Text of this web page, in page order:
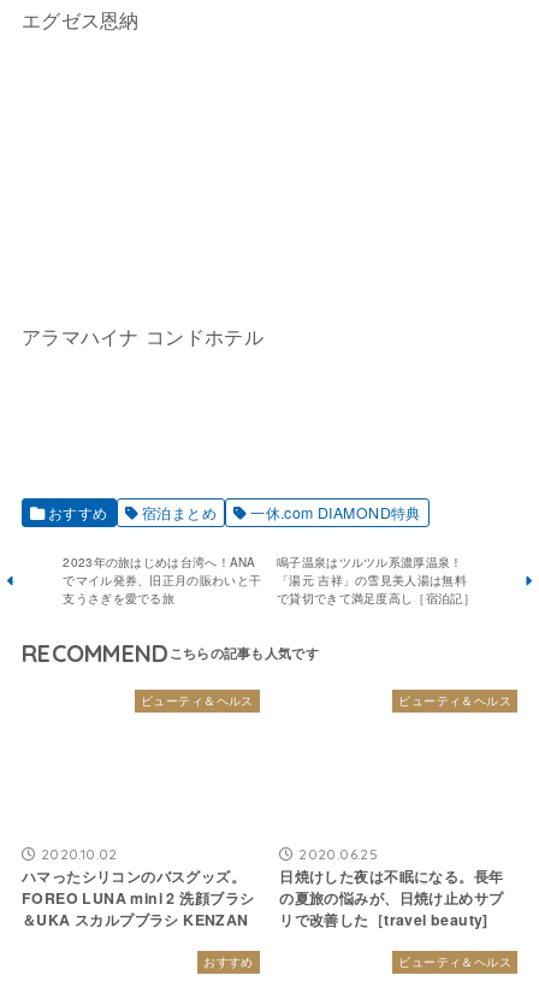
エグゼス恩納
アラマハイナ コンドホテル
おすすめ 宿泊まとめ 一休.com DIAMOND特典
2023年の旅はじめは台湾へ！ANA
でマイル発券、旧正月の賑わいと干
支うさぎを愛でる旅
鳴子温泉はツルツル系濃厚温泉！
「湯元 吉祥」の雪見美人湯は無料
で貸切できて満足度高し［宿泊記］
RECOMMEND
ビューティ＆ヘルス
2020.10.02
ハマったシリコンのバスグッズ。
FOREO LUNA mini 2 洗顔ブラシ
＆UKA スカルプブラシ KENZAN
ビューティ＆ヘルス
2020.06.25
日焼けした夜は不眠になる。長年
の夏旅の悩みが、日焼け止めサプ
リで改善した［travel beauty]
おすすめ ビューティ＆ヘルス